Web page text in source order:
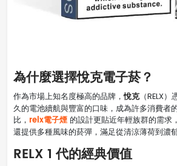
為什麼選擇悅克電子菸？
作為市場上知名度極高的品牌，悅克（RELX）
久的電池續航與豐富的口味，成為許多消費者
比， relx電子煙 的設計更貼近年輕族群的需求
還提供多種風味的菸彈，滿足從清涼薄荷到濃
RELX 1 代的經典價值